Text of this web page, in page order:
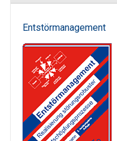
Entstörmanagement